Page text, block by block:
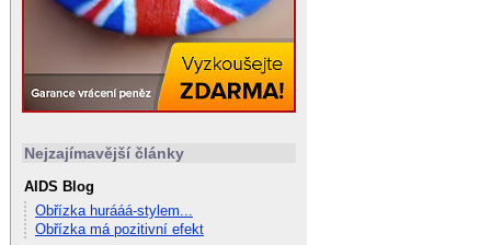
Nejzajímavější články
AIDS Blog
Obřízka hurááá-stylem...
Obřízka má pozitivní efekt